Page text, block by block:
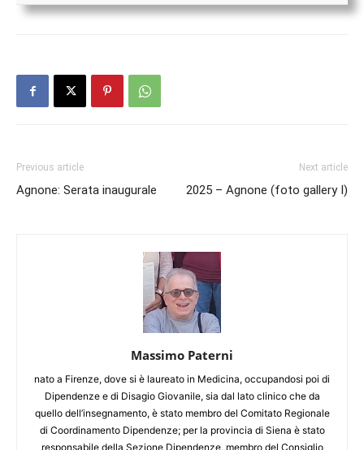
Previous article
Agnone: Serata inaugurale
Next article
2025 – Agnone (foto gallery I)
Massimo Paterni
nato a Firenze, dove si è laureato in Medicina, occupandosi poi di
Dipendenze e di Disagio Giovanile, sia dal lato clinico che da
quello dell’insegnamento, è stato membro del Comitato Regionale
di Coordinamento Dipendenze; per la provincia di Siena è stato
responsabile della Sezione Dipendenze, membro del Consiglio